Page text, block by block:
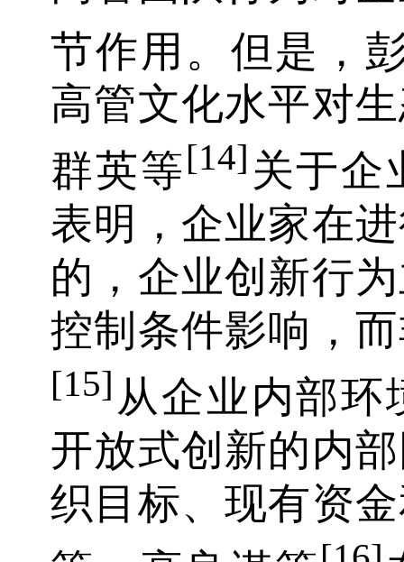
节作用。但是，
高管文化水平对
群英等[14] 关于企
表明，企业家在
的，企业创新行
控制条件影响，
[15] 从企业内部环
开放式创新的内
织目标、现有资